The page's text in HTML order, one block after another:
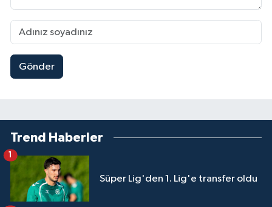
Gönder
Trend Haberler
Süper Lig'den 1. Lig'e transfer oldu
1